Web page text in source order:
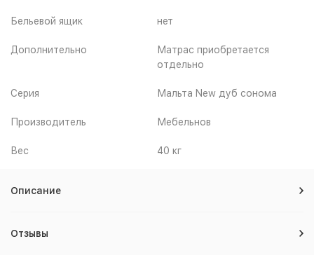
Бельевой ящик нет
Дополнительно
Матрас приобретается
отдельно
Серия Мальта New дуб сонома
Производитель Мебельнов
Вес 40 кг
Описание
Отзывы